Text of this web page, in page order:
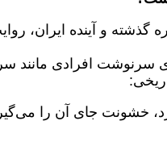
سرنوشت افرادی
خشونت جای آن را